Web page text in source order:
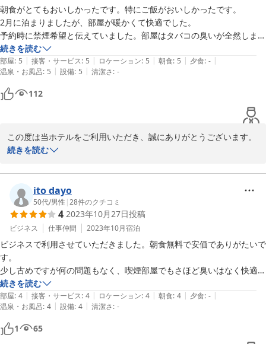
うサービスの見直しにより、2026年4月1日をもちまして終了させ
ていただきました。せっかくご満足いただけましたのに、ご期待に
沿えず大変心苦しく存じます。現在はビュッフェメニューを工夫
し、より皆様にご満足いただけるよう努めております。
今後も快適な空間を提供できるようサービス向上に努めてまいりま
すので、また郡山にお越しの際はぜひ当ホテルをご利用くださいま
せ。お客様のまたのお越しを、スタッフ一同心よりお待ち申し上げ
2026-05-26
朝食がとてもおいしかったです。特にご飯がおいしかったです。
2月に泊まりましたが、部屋が暖かくて快適でした。
予約時に禁煙希望と伝えていました。部屋はタバコの臭いが全然しませ
んでした。
部屋でWifiも使えます。
続きを読む
部屋: 5 | 接客・サービス: 5 | ロケーション: 5 | 朝食: 5 | 夕食: - |
温泉・お風呂: 5 | 設備: 5 | 清潔さ: -
112
この度は当ホテルをご利用いただき、誠にありがとうございます。
特に朝食のご飯や、冬の客室の温度、禁煙のご要望への対応につい
てお褒めいただき、スタッフ一同大変励みになります。Wi-Fi環境
も含め、今後もお客様に快適な空間を提供できるよう努めてまいり
ます。
セントラルホテル＜福島県＞
2026-05-26
続きを読む
ito dayo
50代/男性 |28件のクチコミ
4 2023年10月27日投稿
ビジネス 仕事仲間 2023年10月宿泊
ビジネスで利用させていただきました。朝食無料で安価でありがたいで
す。
少し古めですが何の問題もなく、喫煙部屋でもさほど臭いはなく快適で
した。
ビジネスにはありがたいです。
ありがとうございました。
続きを読む
部屋: 4 | 接客・サービス: 4 | ロケーション: 4 | 朝食: 4 | 夕食: - |
温泉・お風呂: 4 | 設備: 4 | 清潔さ: -
1 65